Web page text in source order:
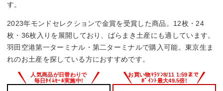
す。
2023年モンドセレクションで金賞を受賞した商品。12枚・24
枚・36枚入りを展開しており、ばらまき土産にも適しています。
羽田空港第一ターミナル・第二ターミナルで購入可能。東京生ま
れのお土産を探している方におすすめです。